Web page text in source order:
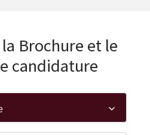
Brochure et le
candidature